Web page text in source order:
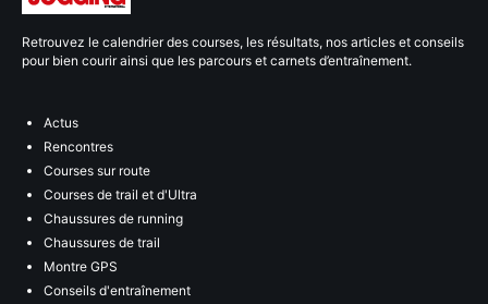
Retrouvez le calendrier des courses, les résultats, nos articles et conseils
pour bien courir ainsi que les parcours et carnets d’entraînement.
Actus
Rencontres
Courses sur route
Courses de trail et d'Ultra
Chaussures de running
Chaussures de trail
Montre GPS
Conseils d'entraînement